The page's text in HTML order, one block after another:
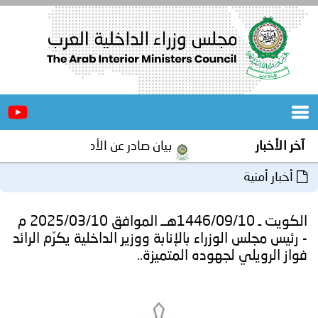
الرئيسية
المكاتب
المجلس
مؤتمرات
و
جهود
آخر الأخبار بيان صادر عن الأمانة العامة لمجلس
أخبار أمنية
الكويت ـ 1446/09/10هــ الموافق 2025/03/10 م
- رئيس مجلس الوزراء بالإنابة ووزير الداخلية يكرّم الرائد
فواز الرويلي لجهوده المتميزة..